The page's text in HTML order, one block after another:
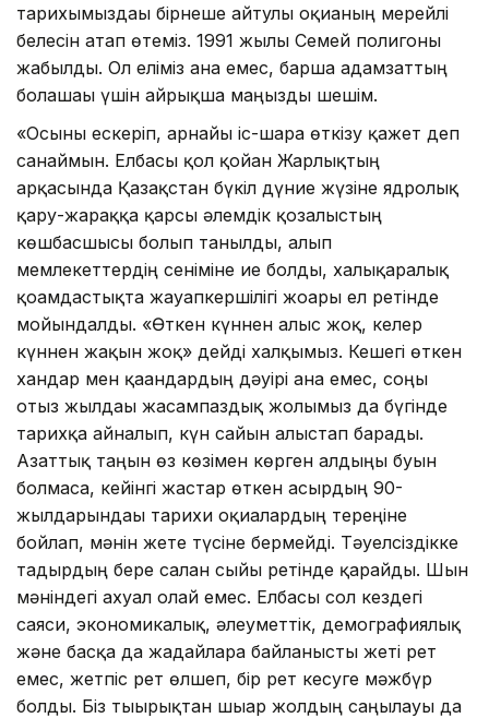
тарихымыздағы бірнеше айтулы оқиғаның мерейлі
белесін атап өтеміз. 1991 жылы Семей полигоны
жабылды. Ол еліміз ғана емес, барша адамзаттың
болашағы үшін айрықша маңызды шешім.
«Осыны ескеріп, арнайы іс-шара өткізу қажет деп
санаймын. Елбасы қол қойған Жарлықтың
арқасында Қазақстан бүкіл дүние жүзіне ядролық
қару-жараққа қарсы әлемдік қозғалыстың
көшбасшысы болып танылды, алып
мемлекеттердің сеніміне ие болды, халықаралық
қоғамдастықта жауапкершілігі жоғары ел ретінде
мойындалды. «Өткен күннен алыс жоқ, келер
күннен жақын жоқ» дейді халқымыз. Кешегі өткен
хандар мен қағандардың дәуірі ғана емес, соңғы
отыз жылдағы жасампаздық жолымыз да бүгінде
тарихқа айналып, күн сайын алыстап барады.
Азаттық таңын өз көзімен көрген алдыңғы буын
болмаса, кейінгі жастар өткен ғасырдың 90-
жылдарындағы тарихи оқиғалардың тереңіне
бойлап, мәнін жете түсіне бермейді. Тәуелсіздікке
тағдырдың бере салған сыйы ретінде қарайды. Шын
мәніндегі ахуал олай емес. Елбасы сол кездегі
саяси, экономикалық, әлеуметтік, демографиялық
және басқа да жағдайларға байланысты жеті рет
емес, жетпіс рет өлшеп, бір рет кесуге мәжбүр
болды. Біз тығырықтан шығар жолдың саңылауы да